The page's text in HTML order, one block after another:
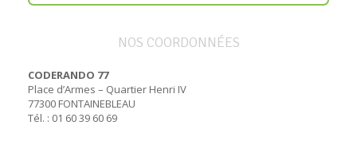
NOS COORDONNÉES
CODERANDO 77
Place d’Armes – Quartier Henri IV
77300 FONTAINEBLEAU
Tél. : 01 60 39 60 69